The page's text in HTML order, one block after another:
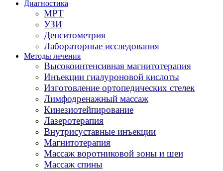
Диагностика
МРТ
УЗИ
Денситометрия
Лабораторные исследования
Методы лечения
Высокоинтенсивная магнитотерапия
Инъекции гиалуроновой кислоты
Изготовление ортопедических стелек
Лимфодренажный массаж
Кинезиотейпирование
Лазеротерапия
Внутрисуставные инъекции
Магнитотерапия
Массаж воротниковой зоны и шеи
Массаж спины